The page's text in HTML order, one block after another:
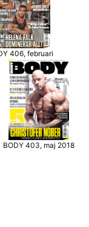
406, februari
BODY 403, maj 2018